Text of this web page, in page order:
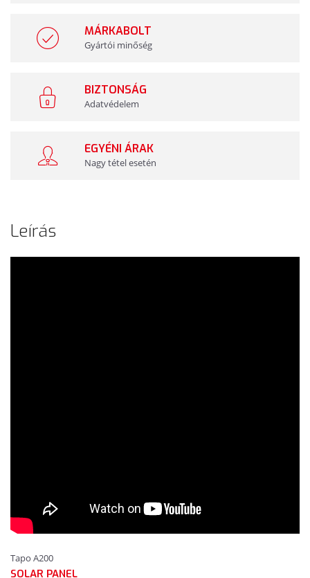
MÁRKABOLT
Gyártói minőség
BIZTONSÁG
Adatvédelem
EGYÉNI ÁRAK
Nagy tétel esetén
Leírás
Tapo A200
SOLAR PANEL